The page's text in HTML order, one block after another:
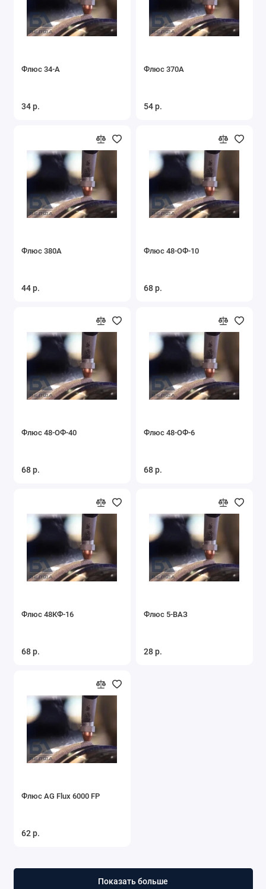
Флюс 34-А
34 р.
Флюс 370А
54 р.
Флюс 380А
44 р.
Флюс 48-ОФ-10
68 р.
Флюс 48-ОФ-40
68 р.
Флюс 48-ОФ-6
68 р.
Флюс 48КФ-16
68 р.
Флюс 5-ВАЗ
28 р.
Флюс AG Flux 6000 FP
62 р.
Показать больше